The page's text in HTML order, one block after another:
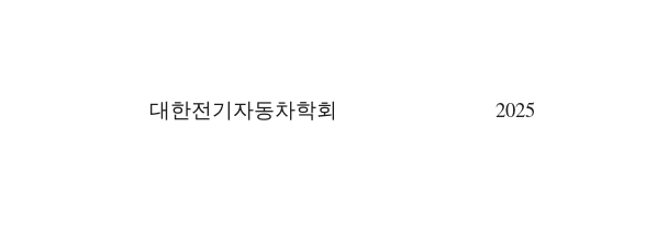
대한전기자동차학회 2025